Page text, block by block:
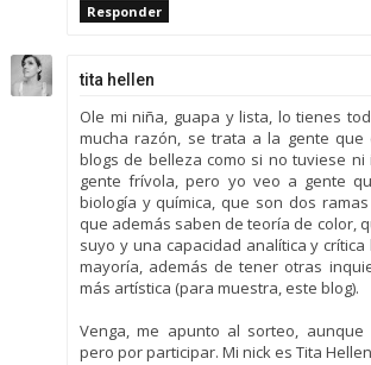
Responder
tita hellen
Ole mi niña, guapa y lista, lo tienes
mucha razón, se trata a la gente
blogs de belleza como si no tuviese
gente frívola, pero yo veo a gente
biología y química, que son dos
que además saben de teoría de color,
suyo y una capacidad analítica y
mayoría, además de tener otras
más artística (para muestra, este blog).
Venga, me apunto al sorteo,
pero por participar. Mi nick es Tita